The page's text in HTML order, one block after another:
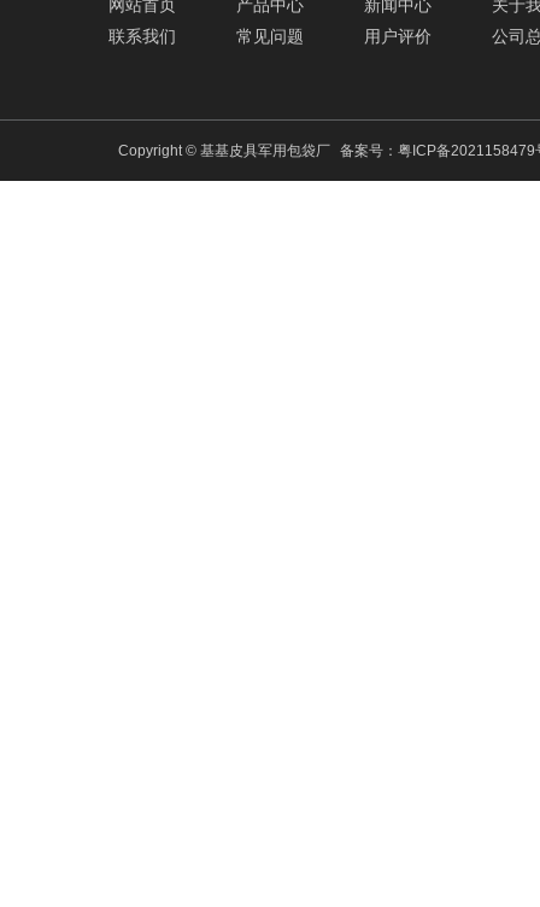
网站首页 产品中心 新闻中心
关于
联系我们
常见问题 用户评价 公司
Copyright © 基基皮具军用包袋厂 备案号： 粤ICP备2021158479